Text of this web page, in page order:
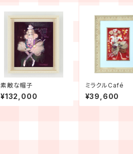
素敵な帽子
¥132,000
ミラクルCafé
¥39,600